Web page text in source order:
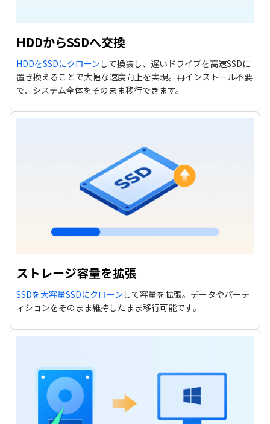
HDDからSSDへ交換
HDDをSSDにクローン して換装し、遅いドライブを高速SSDに
置き換えることで大幅な速度向上を実現。再インストール不要
で、システム全体をそのまま移行できます。
ストレージ容量を拡張
SSDを大容量SSDにクローン して容量を拡張。データやパーテ
ィションをそのまま維持したまま移行可能です。